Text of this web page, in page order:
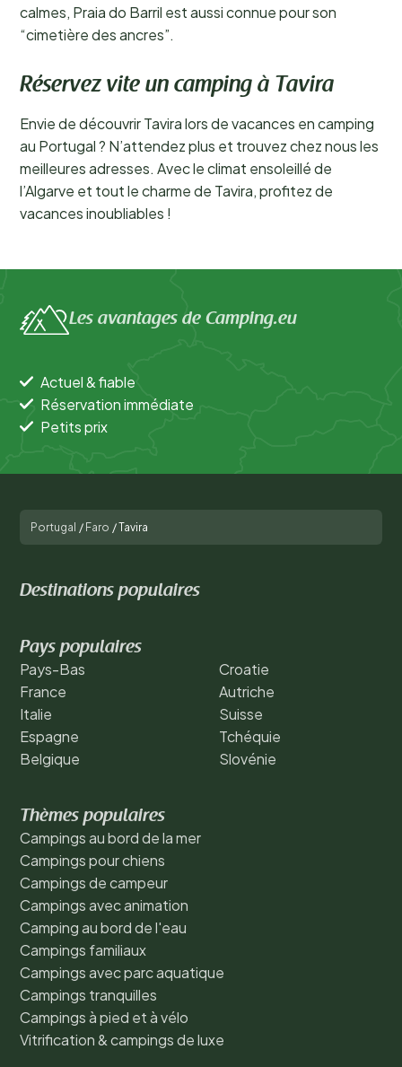
calmes, Praia do Barril est aussi connue pour son
“cimetière des ancres”.
Réservez vite un camping à Tavira
Envie de découvrir Tavira lors de vacances en camping
au Portugal ? N’attendez plus et trouvez chez nous les
meilleures adresses. Avec le climat ensoleillé de
l’Algarve et tout le charme de Tavira, profitez de
vacances inoubliables !
Les avantages de Camping.eu
Actuel & fiable
Réservation immédiate
Petits prix
Portugal / Faro /Tavira
Destinations populaires
Pays populaires
Pays-Bas
France
Italie
Espagne
Belgique
Croatie
Autriche
Suisse
Tchéquie
Slovénie
Thèmes populaires
Campings au bord de la mer
Campings pour chiens
Campings de campeur
Campings avec animation
Camping au bord de l'eau
Campings familiaux
Campings avec parc aquatique
Campings tranquilles
Campings à pied et à vélo
Vitrification & campings de luxe